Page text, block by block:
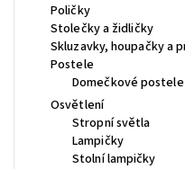
Poličky
Stolečky a židličky
Skluzavky, houpačky a
Postele
Domečkové postele
Osvětlení
Stropní světla
Lampičky
Stolní lampičky